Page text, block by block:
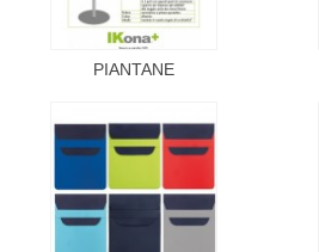
PIANTANE